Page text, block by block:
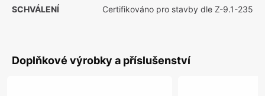
SCHVÁLENÍ Certifikováno pro stavby dle Z-9.1-235
Doplňkové výrobky a příslušenství